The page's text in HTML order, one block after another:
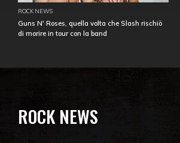
ROCK NEWS
Guns N' Roses, quella volta che Slash rischiò
di morire in tour con la band
ROCK NEWS